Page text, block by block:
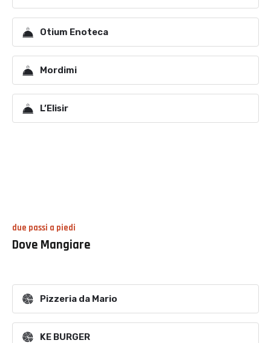
Otium Enoteca
Mordimi
L’Elisir
due passi a piedi
Dove Mangiare
Pizzeria da Mario
KE BURGER